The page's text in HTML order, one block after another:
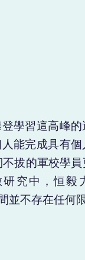
學習這高峰的
能完成具有個
拔的軍校學
究中，恒毅
不存在任何限